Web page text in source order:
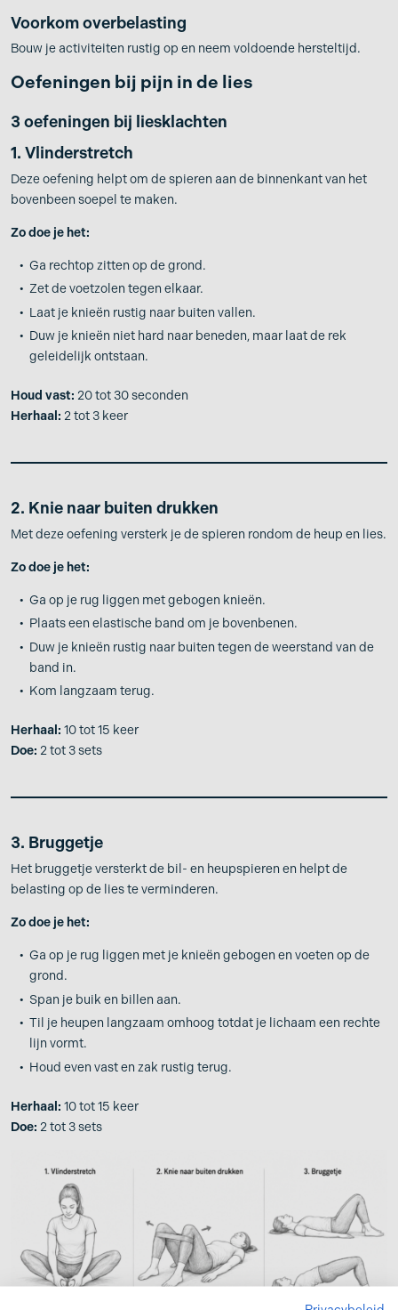
Voorkom overbelasting
Bouw je activiteiten rustig op en neem voldoende hersteltijd.
Oefeningen bij pijn in de lies
3 oefeningen bij liesklachten
1. Vlinderstretch
Deze oefening helpt om de spieren aan de binnenkant van het
bovenbeen soepel te maken.
Zo doe je het:
Ga rechtop zitten op de grond.
Zet de voetzolen tegen elkaar.
Laat je knieën rustig naar buiten vallen.
Duw je knieën niet hard naar beneden, maar laat de rek
geleidelijk ontstaan.
Houd vast: 20 tot 30 seconden
Herhaal: 2 tot 3 keer
2. Knie naar buiten drukken
Met deze oefening versterk je de spieren rondom de heup en lies.
Zo doe je het:
Ga op je rug liggen met gebogen knieën.
Plaats een elastische band om je bovenbenen.
Duw je knieën rustig naar buiten tegen de weerstand van de
band in.
Kom langzaam terug.
Herhaal: 10 tot 15 keer
Doe: 2 tot 3 sets
3. Bruggetje
Het bruggetje versterkt de bil- en heupspieren en helpt de
belasting op de lies te verminderen.
Zo doe je het:
Ga op je rug liggen met je knieën gebogen en voeten op de
grond.
Span je buik en billen aan.
Til je heupen langzaam omhoog totdat je lichaam een rechte
lijn vormt.
Houd even vast en zak rustig terug.
Herhaal: 10 tot 15 keer
Doe: 2 tot 3 sets